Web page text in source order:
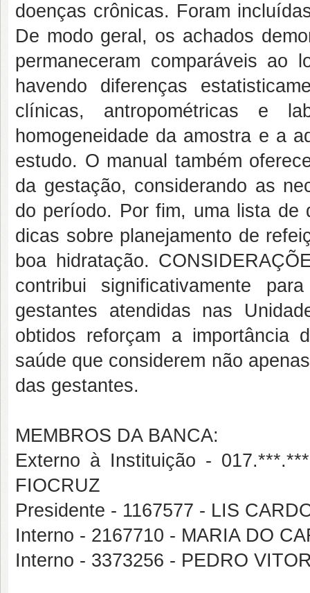
doenças crônicas. Foram
De modo geral, os achados
permaneceram comparáveis ao
havendo diferenças
clínicas, antropométricas e
homogeneidade da amostra e a
estudo. O manual também
da gestação, considerando as
do período. Por fim, uma lista de
dicas sobre planejamento de
boa hidratação.
contribui significativamente
gestantes atendidas nas
obtidos reforçam a importância
saúde que considerem não
das gestantes.
MEMBROS DA BANCA:
Externo à Instituição -
FIOCRUZ
Presidente - 1167577 - LIS
Interno - 2167710 - MARIA DO
Interno - 3373256 - PEDRO